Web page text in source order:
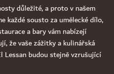
důležité, a proto v našem
každé sousto za umělecké dílo,
a bary vám nabízejí
že vaše zážitky a kulinářská
Lessan budou stejně vzrušující